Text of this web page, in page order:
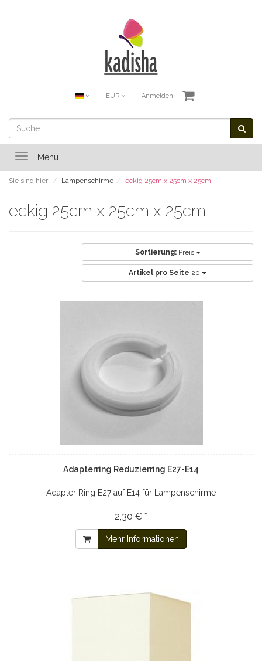
EUR Anmelden
ToggleMenü
Sie sind hier: Lampenschirme eckig 25cm x 25cm x 25cm
eckig 25cm x 25cm x 25cm
Sortierung: Preis
Artikel pro Seite 20
Adapterring Reduzierring E27-E14
Adapter Ring E27 auf E14 für Lampenschirme
2,30 € *
Mehr Informationen